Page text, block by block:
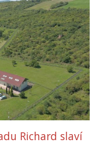
Richard slaví